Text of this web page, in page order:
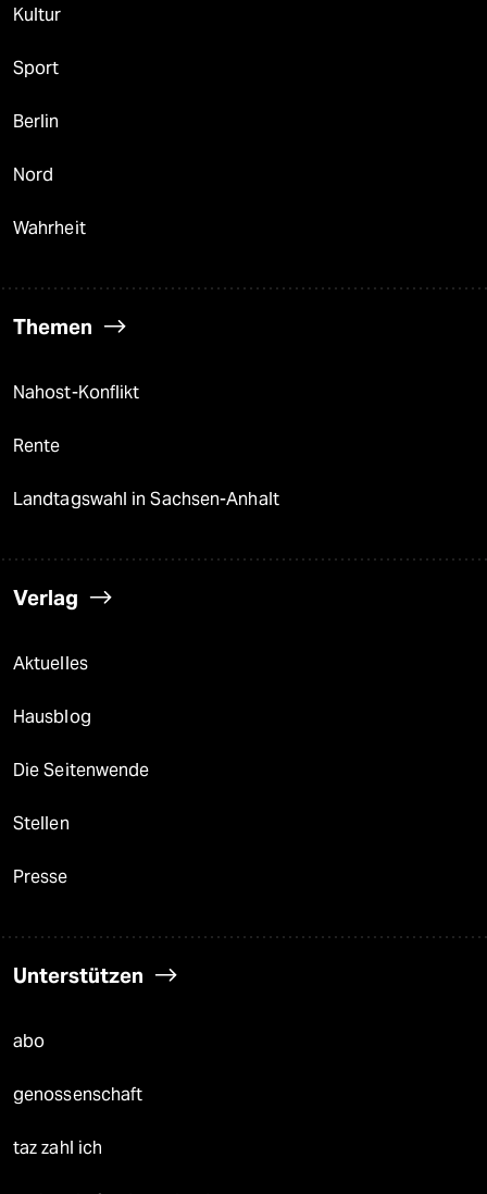
Kultur
Sport
Berlin
Nord
Wahrheit
Themen
Nahost-Konflikt
Rente
Landtagswahl in Sachsen-Anhalt
Verlag
Aktuelles
Hausblog
Die Seitenwende
Stellen
Presse
Unterstützen
abo
genossenschaft
taz zahl ich